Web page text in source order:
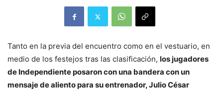
Tanto en la previa del encuentro como en el vestuario, en
medio de los festejos tras las clasificación, los jugadores
de Independiente posaron con una bandera con un
mensaje de aliento para su entrenador, Julio César